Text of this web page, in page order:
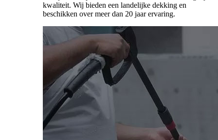
kwaliteit. Wij bieden een landelijke dekking en
beschikken over meer dan 20 jaar ervaring.